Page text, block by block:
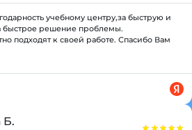
учебному центру,за быструю и
быстрое решение проблемы.
подходят к своей работе. Спасибо Вам
Б.